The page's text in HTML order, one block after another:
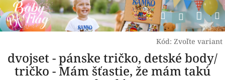
Prejsť
na
obsah
Hľadať
Kód: Zvoľte variant
dvojset - pánske tričko, detské body/
tričko - Mám šťastie, že mám takú